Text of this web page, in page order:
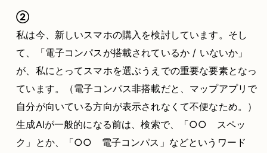
②
私は今、新しいスマホの購入を検討しています。そし
て、「電子コンパスが搭載されているか / いないか」
が、私にとってスマホを選ぶうえでの重要な要素となっ
ています。（電子コンパス非搭載だと、マップアプリで
自分が向いている方向が表示されなくて不便なため。）
生成AIが一般的になる前は、検索で、「○○ スペッ
ク」とか、「○○ 電子コンパス」などというワード